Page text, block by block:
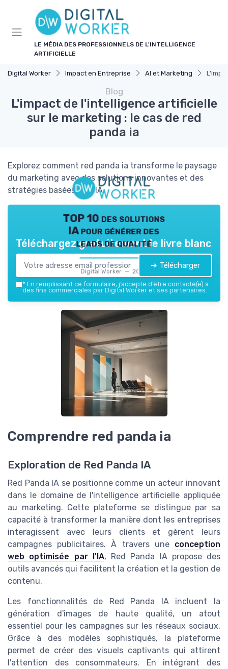
LE MÉDIA DES PROFESSIONNELS DE L'INTELLIGENCE
ARTIFICIELLE
Digital Worker Impact en Entreprise AI et Marketing
Blog
L'impact de l'intelligence artificielle
sur le marketing : le cas de red
panda ia
Explorez comment red panda ia transforme le paysage
du marketing avec des solutions innovantes et des
stratégies basées sur l'IA.
TOP 10 des solutions
IA pour générer des
leads de qualité
Digital Worker — 2026
Téléchargez gratuitement le livre blanc
➔ Télécharger
* En remplissant ce formulaire, j’accepte d’être contacté(e) à
des fins commerciales par Digital Worker et ses partenaires.
Comprendre red panda ia
Exploration de Red Panda IA
Red Panda IA se positionne comme un acteur innovant
dans le domaine de l'intelligence artificielle appliquée
au marketing. Cette plateforme se distingue par sa
capacité à transformer la manière dont les entreprises
interagissent avec leurs clients et gèrent leurs
campagnes publicitaires. À travers une conception
web optimisée par l'IA, Red Panda IA propose des
outils avancés qui facilitent la création et la gestion de
contenu.
Les fonctionnalités de Red Panda IA incluent la
génération d'images de haute qualité, un atout
essentiel pour les campagnes sur les réseaux sociaux.
Grâce à des modèles sophistiqués, la plateforme
permet de créer des visuels captivants qui attirent
l'attention des consommateurs. En intégrant des